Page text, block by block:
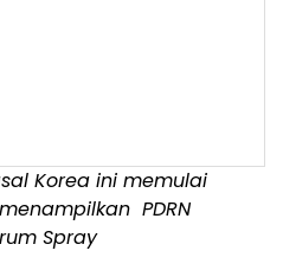
Korea ini memulai
PDRN
Spray